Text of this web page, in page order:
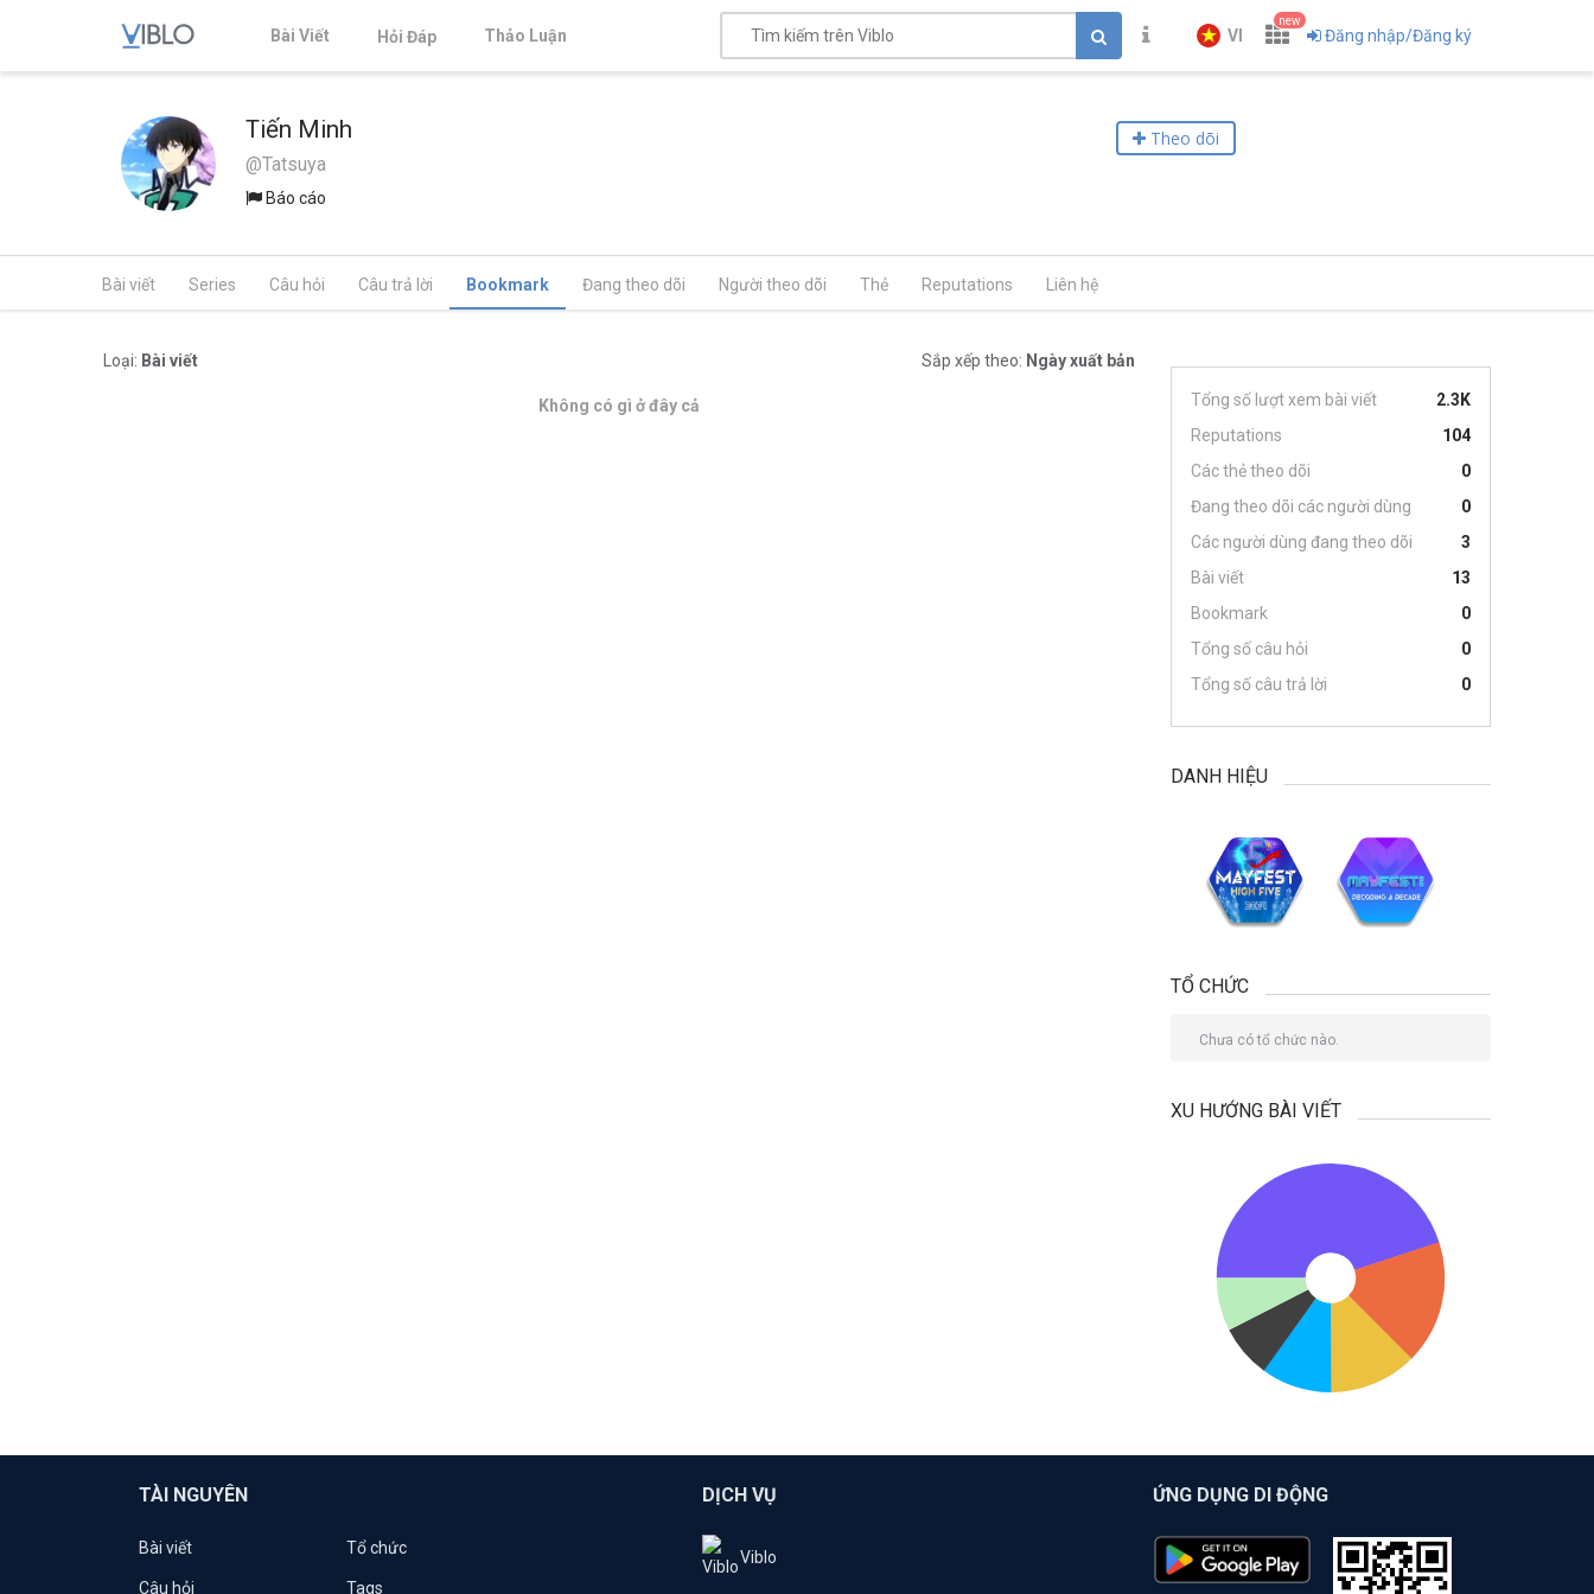
Bài Viết Hỏi Đáp Thảo Luận VI
new
Đăng nhập/Đăng ký
Tiến Minh
@Tatsuya
Báo cáo
Theo dõi
Bài viết Series Câu hỏi Câu trả lời Bookmark Đang theo dõi Người theo dõi Thẻ Reputations Liên hệ
Loại: Bài viết Sắp xếp theo: Ngày xuất bản
Không có gì ở đây cả Tổng số lượt xem bài viết
2.3K
Reputations
104
Các thẻ theo dõi
0
Đang theo dõi các người dùng
0
Các người dùng đang theo dõi
3
Bài viết
13
Bookmark
0
Tổng số câu hỏi
0
Tổng số câu trả lời
0
DANH HIỆU
TỔ CHỨC
Chưa có tổ chức nào.
XU HƯỚNG BÀI VIẾT
TÀI NGUYÊN
Bài viết Tổ chức
Câu hỏi Tags
DỊCH VỤ
Viblo
ỨNG DỤNG DI ĐỘNG